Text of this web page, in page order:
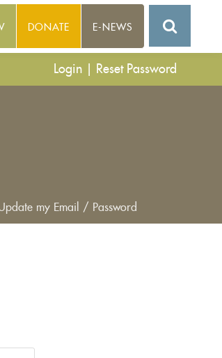
Login Reset Password
DONATE E-NEWS
my Email / Password